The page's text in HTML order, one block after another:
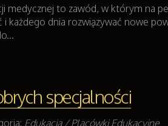
medycznej to zawód, w którym na
i każdego dnia rozwiązywać nowe
specjalności
Edukacja / Placówki Edukacyjne